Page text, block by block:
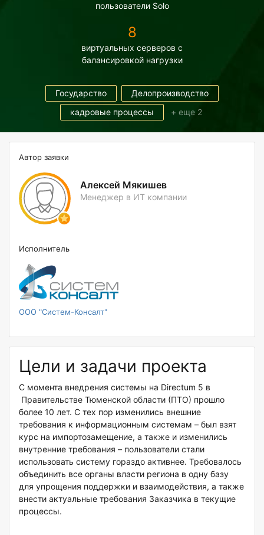
пользователи Solo
8
виртуальных серверов с
балансировкой нагрузки
Государство
Делопроизводство
кадровые процессы
+ еще 2
Автор заявки
Алексей Мякишев
Менеджер в ИТ компании
Исполнитель
ООО "Систем-Консалт"
Цели и задачи проекта
С момента внедрения системы на Directum 5 в
Правительстве Тюменской области (ПТО) прошло
более 10 лет. С тех пор изменились внешние
требования к информационным системам – был взят
курс на импортозамещение, а также и изменились
внутренние требования – пользователи стали
использовать систему гораздо активнее. Требовалось
объединить все органы власти региона в одну базу
для упрощения поддержки и взаимодействия, а также
внести актуальные требования Заказчика в текущие
процессы.